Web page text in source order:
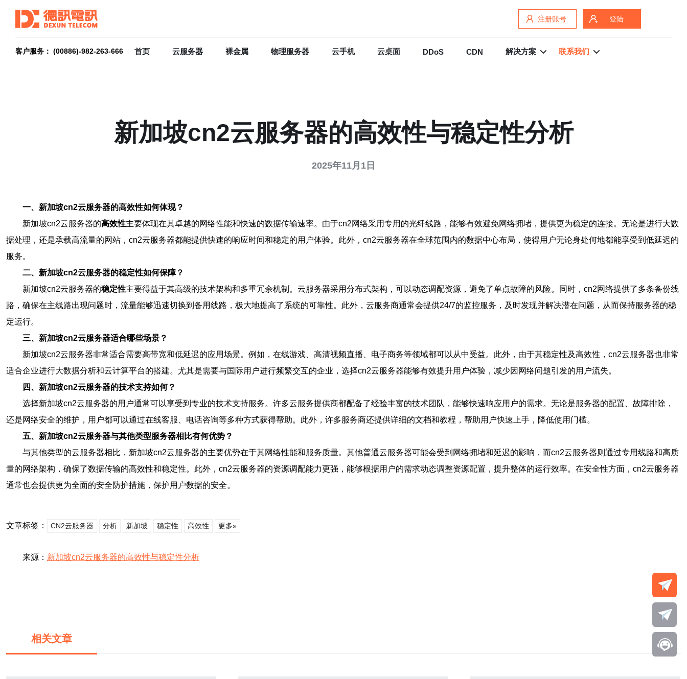
注册账号 登陆
客户服务： (00886)-982-263-666 首页 云服务器 裸金属 物理服务器 云手机 云桌面 DDoS CDN 解决方案 联系我们
新加坡cn2云服务器的高效性与稳定性分析
2025年11月1日
一、新加坡cn2云服务器的高效性如何体现？
新加坡cn2云服务器的高效性主要体现在其卓越的网络性能和快速的数据传输速率。由于cn2网络采用专用的光纤线路，能够有效避免网络拥堵，提供更为稳定的连接。无论是进行大数
据处理，还是承载高流量的网站，cn2云服务器都能提供快速的响应时间和稳定的用户体验。此外，cn2云服务器在全球范围内的数据中心布局，使得用户无论身处何地都能享受到低延迟的
服务。
二、新加坡cn2云服务器的稳定性如何保障？
新加坡cn2云服务器的稳定性主要得益于其高级的技术架构和多重冗余机制。云服务器采用分布式架构，可以动态调配资源，避免了单点故障的风险。同时，cn2网络提供了多条备份线
路，确保在主线路出现问题时，流量能够迅速切换到备用线路，极大地提高了系统的可靠性。此外，云服务商通常会提供24/7的监控服务，及时发现并解决潜在问题，从而保持服务器的稳
定运行。
三、新加坡cn2云服务器适合哪些场景？
新加坡cn2云服务器非常适合需要高带宽和低延迟的应用场景。例如，在线游戏、高清视频直播、电子商务等领域都可以从中受益。此外，由于其稳定性及高效性，cn2云服务器也非常
适合企业进行大数据分析和云计算平台的搭建。尤其是需要与国际用户进行频繁交互的企业，选择cn2云服务器能够有效提升用户体验，减少因网络问题引发的用户流失。
四、新加坡cn2云服务器的技术支持如何？
选择新加坡cn2云服务器的用户通常可以享受到专业的技术支持服务。许多云服务提供商都配备了经验丰富的技术团队，能够快速响应用户的需求。无论是服务器的配置、故障排除，
还是网络安全的维护，用户都可以通过在线客服、电话咨询等多种方式获得帮助。此外，许多服务商还提供详细的文档和教程，帮助用户快速上手，降低使用门槛。
五、新加坡cn2云服务器与其他类型服务器相比有何优势？
与其他类型的云服务器相比，新加坡cn2云服务器的主要优势在于其网络性能和服务质量。其他普通云服务器可能会受到网络拥堵和延迟的影响，而cn2云服务器则通过专用线路和高质
量的网络架构，确保了数据传输的高效性和稳定性。此外，cn2云服务器的资源调配能力更强，能够根据用户的需求动态调整资源配置，提升整体的运行效率。在安全性方面，cn2云服务器
通常也会提供更为全面的安全防护措施，保护用户数据的安全。
文章标签： CN2云服务器 分析 新加坡 稳定性 高效性 更多»
来源： 新加坡cn2云服务器的高效性与稳定性分析
相关文章